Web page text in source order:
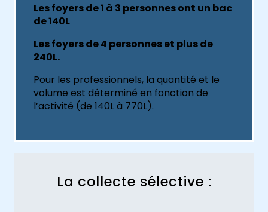
Les foyers de 1 à 3 personnes ont un bac
de 140L
Les foyers de 4 personnes et plus de
240L.
Pour les professionnels, la quantité et le
volume est déterminé en fonction de
l’activité (de 140L à 770L).
La collecte sélective :